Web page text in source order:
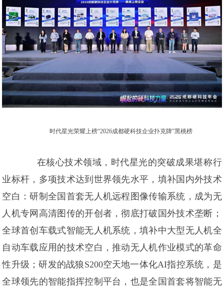
时代星光荣耀上榜“2026成都硬科技企业扑克牌”黑桃榜
在核心技术领域，时代星光的突破成果堪称行
业标杆，多项技术达到世界领先水平，填补国内外技术
空白：研制全国首套无人机远程图像传输系统，成为无
人机专网高清图传的开创者，彻底打破国外技术垄断；
全球首创车载式智能无人机系统，填补中大型无人机全
自动车载应用的技术空白，推动无人机作业模式的革命
性升级；研发的战狼S200空天地一体化AI指控系统，是
全球领先的智能指挥控制平台，也是全国首套将智能无